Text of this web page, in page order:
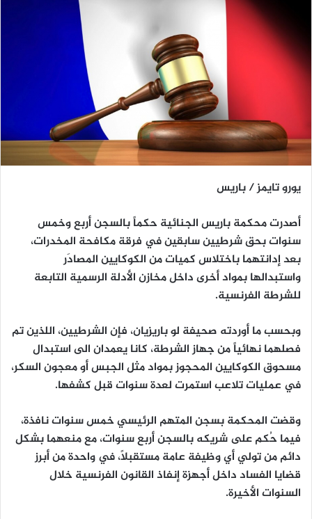
إلكترونيا
يورو تايمز / باريس
أصدرت محكمة باريس الجنائية حكماً بالسجن أربع وخمس
سنوات بحق شرطيين سابقين في فرقة مكافحة المخدرات،
بعد إدانتهما باختلاس كميات من الكوكايين المصادَر
واستبدالها بمواد أخرى داخل مخازن الأدلة الرسمية التابعة
للشرطة الفرنسية.
وبحسب ما أوردته صحيفة لو باريزيان، فإن الشرطيين، اللذين تم
فصلهما نهائياً من جهاز الشرطة، كانا يعمدان الى استبدال
مسحوق الكوكايين المحجوز بمواد مثل الجبس أو معجون السكر،
في عمليات تلاعب استمرت لعدة سنوات قبل كشفها.
وقضت المحكمة بسجن المتهم الرئيسي خمس سنوات نافذة،
فيما حُكم على شريكه بالسجن أربع سنوات، مع منعهما بشكل
دائم من تولي أي وظيفة عامة مستقبلاً، في واحدة من أبرز
قضايا الفساد داخل أجهزة إنفاذ القانون الفرنسية خلال
السنوات الأخيرة.